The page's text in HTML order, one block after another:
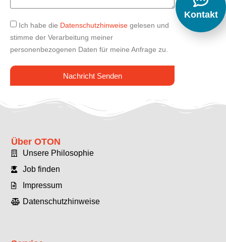
Ich habe die Datenschutzhinweise gelesen und
stimme der Verarbeitung meiner
personenbezogenen Daten für meine Anfrage zu.
Nachricht Senden
Über OTON
Unsere Philosophie
Job finden
Impressum
Datenschutzhinweise
Kontakt